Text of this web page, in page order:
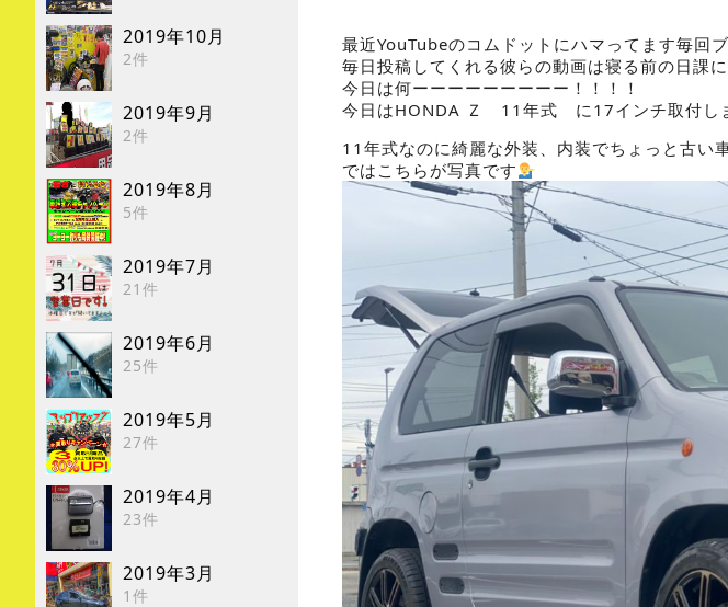
2019年10月
2件
2019年9月
2件
2019年8月
5件
2019年7月
21件
2019年6月
25件
2019年5月
27件
2019年4月
23件
2019年3月
1件
最近YouTubeのコムドットにハマってます毎回
毎日投稿してくれる彼らの動画は寝る前の日課
今日は何ーーーーーーーーー！！！！
今日はHONDA Ｚ 11年式 に17インチ取付し
11年式なのに綺麗な外装、内装でちょっと古い
ではこちらが写真です